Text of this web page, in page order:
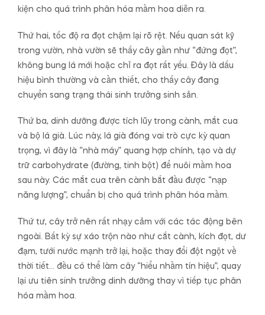
kiện cho quá trình phân hóa mầm hoa diễn ra.
Thứ hai, tốc độ ra đọt chậm lại rõ rệt. Nếu quan sát kỹ
trong vườn, nhà vườn sẽ thấy cây gần như “đứng đọt”,
không bung lá mới hoặc chỉ ra đọt rất yếu. Đây là dấu
hiệu bình thường và cần thiết, cho thấy cây đang
chuyển sang trạng thái sinh trưởng sinh sản.
Thứ ba, dinh dưỡng được tích lũy trong cành, mắt cua
và bộ lá già. Lúc này, lá già đóng vai trò cực kỳ quan
trọng, vì đây là “nhà máy” quang hợp chính, tạo và dự
trữ carbohydrate (đường, tinh bột) để nuôi mầm hoa
sau này. Các mắt cua trên cành bắt đầu được “nạp
năng lượng”, chuẩn bị cho quá trình phân hóa mầm.
Thứ tư, cây trở nên rất nhạy cảm với các tác động bên
ngoài. Bất kỳ sự xáo trộn nào như cắt cành, kích đọt, dư
đạm, tưới nước mạnh trở lại, hoặc thay đổi đột ngột về
thời tiết… đều có thể làm cây “hiểu nhầm tín hiệu”, quay
lại ưu tiên sinh trưởng dinh dưỡng thay vì tiếp tục phân
hóa mầm hoa.